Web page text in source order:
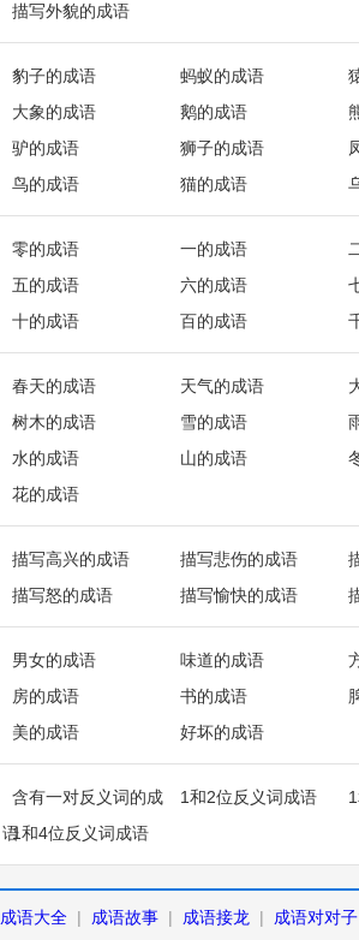
描写外貌的成语
豹子的成语 蚂蚁的成语
大象的成语 鹅的成语
驴的成语 狮子的成语
鸟的成语 猫的成语
零的成语 一的成语
五的成语 六的成语
十的成语 百的成语
春天的成语 天气的成语
树木的成语 雪的成语
水的成语 山的成语
花的成语
描写高兴的成语 描写悲伤的成语
描写怒的成语 描写愉快的成语
男女的成语 味道的成语
房的成语 书的成语
美的成语 好坏的成语
含有一对反义词的成
语
1和2位反义词成语
1和4位反义词成语
成语大全 | 成语故事 | 成语接龙 |
成语对对子